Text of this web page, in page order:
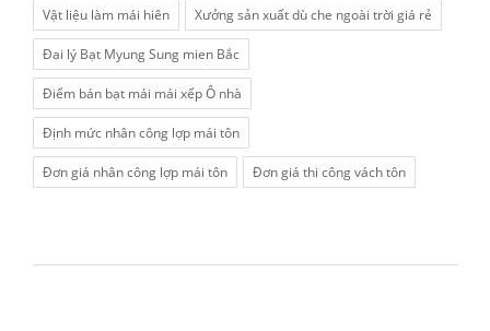
Vật liệu làm mái hiên Xưởng sản xuất dù che ngoài trời giá rẻ
Đai lý Bạt Myung Sung mien Bắc
Điểm bán bạt mái mái xếp Ô nhà
Định mức nhân công lợp mái tôn
Đơn giá nhân công lợp mái tôn Đơn giá thi công vách tôn